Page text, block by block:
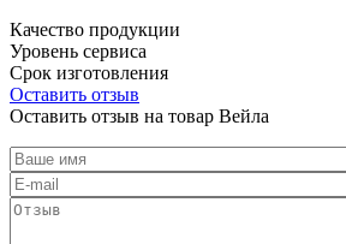
Качество продукции
Уровень сервиса
Срок изготовления
Оставить отзыв
Оставить отзыв на товар Вейла